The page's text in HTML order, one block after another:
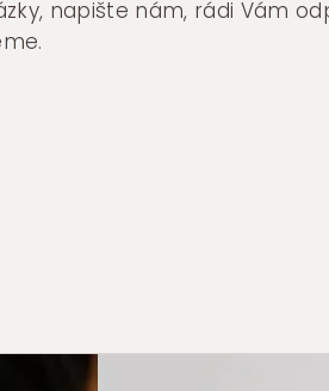
napište nám, rádi Vám